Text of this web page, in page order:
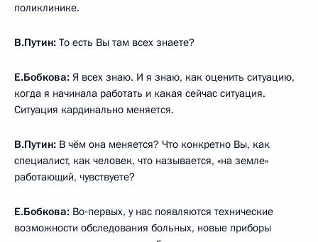
поликлинике.
В.Путин: То есть Вы там всех знаете?
Е.Бобкова: Я всех знаю. И я знаю, как оценить ситуацию,
когда я начинала работать и какая сейчас ситуация.
Ситуация кардинально меняется.
В.Путин: В чём она меняется? Что конкретно Вы, как
специалист, как человек, что называется, «на земле»
работающий, чувствуете?
Е.Бобкова: Во‑первых, у нас появляются технические
возможности обследования больных, новые приборы